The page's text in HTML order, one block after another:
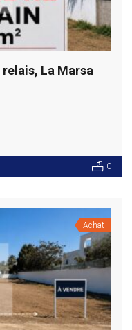
La Marsa
0
Achat